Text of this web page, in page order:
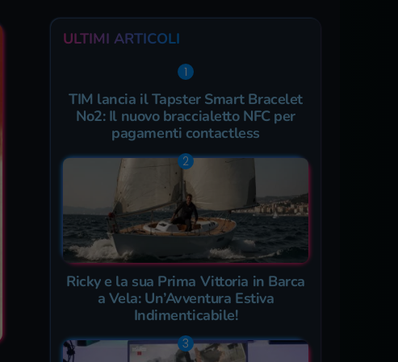
ULTIMI ARTICOLI
TIM lancia il Tapster Smart Bracelet
No2: Il nuovo braccialetto NFC per
pagamenti contactless
Ricky e la sua Prima Vittoria in Barca
a Vela: Un’Avventura Estiva
Indimenticabile!